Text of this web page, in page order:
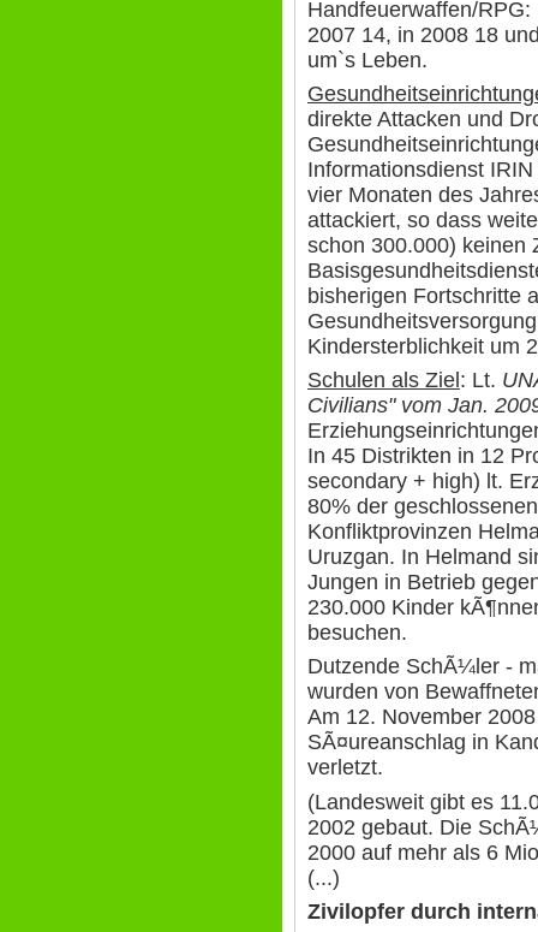
Handfeuerwaffen/
2007 14, in 2008 18
um`s Leben.
direkte Attacken und
Informationsdienst
vier Monaten des
attackiert, so dass
schon 300.000) keinen
bisherigen Fortschritte
Kindersterblichkeit um
Schulen als Ziel : Lt.
Civilians" vom Jan.
In 45 Distrikten in 12
secondary + high) lt.
80% der
Konfliktprovinzen
Uruzgan. In Helmand
Jungen in Betrieb
230.000 Kinder
besuchen.
Dutzende SchÃ¼ler -
wurden von
Am 12. November
SÃ¤ureanschlag in
verletzt.
(Landesweit gibt es
2002 gebaut. Die
2000 auf mehr als 6
(...)
Zivilopfer durch